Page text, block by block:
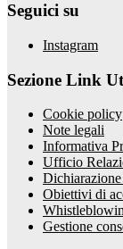
Seguici su
Instagram
Sezione Link
Cookie policy
Note legali
Informativa
Ufficio
Obiettivi di
Gestione